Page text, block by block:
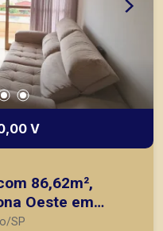
V
86,62m²,
Oeste em
SP